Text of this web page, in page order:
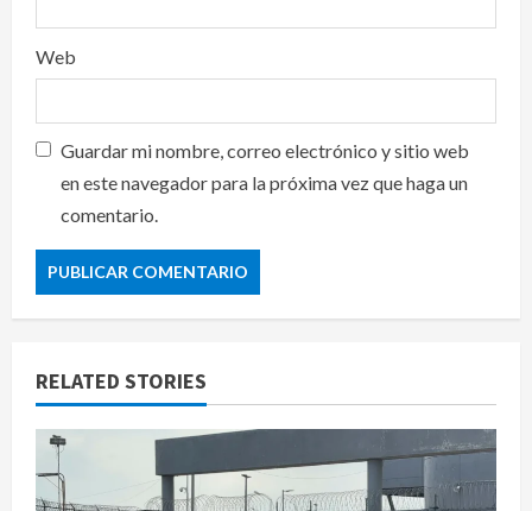
Web
Guardar mi nombre, correo electrónico y sitio web
en este navegador para la próxima vez que haga un
comentario.
RELATED STORIES